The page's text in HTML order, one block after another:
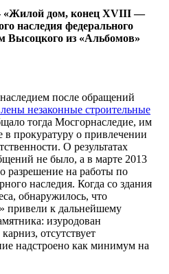
«Жилой дом, конец XVIII—
наследия федерального
Высоцкого из «Альбомов»
после обращений
незаконные строительные
тогда Мосгорнаследие, им
прокуратуру о привлечении
О результатах
не было, а в марте 2013
разрешение на работы по
наследия. Когда со здания
обнаружилось, что
привели к дальнейшему
изуродован
отсутствует
надстроено как минимум на